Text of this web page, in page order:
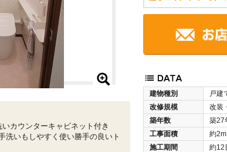
建物種別
戸建
改修規模
改装
築年数
築27
工事面積
約2m
施工期間
約12
カウンターキャビネット付き
洗いもしやすく使い勝手の良いト